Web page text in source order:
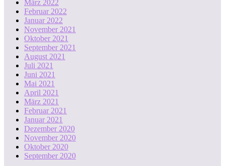
März 2022
Februar 2022
Januar 2022
November 2021
Oktober 2021
September 2021
August 2021
Juli 2021
Juni 2021
Mai 2021
April 2021
März 2021
Februar 2021
Januar 2021
Dezember 2020
November 2020
Oktober 2020
September 2020